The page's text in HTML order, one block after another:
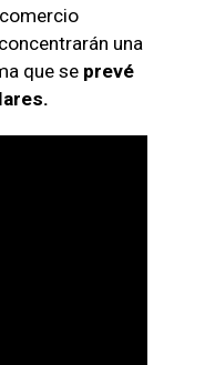
una
que seprevé